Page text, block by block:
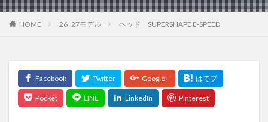
HOME 26ｰ27モデル ヘッド SUPERSHAPE E-SPEED